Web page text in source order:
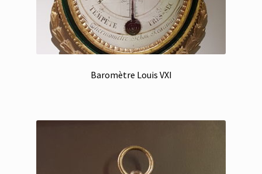
Baromètre Louis VXI